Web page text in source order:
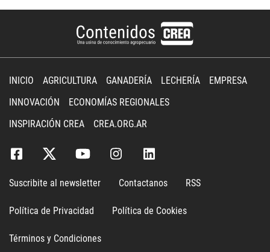
INICIO AGRICULTURA GANADERÍA LECHERÍA
EMPRESA
INNOVACIÓN
ECONOMÍAS REGIONALES
INSPIRACIÓN CREA
CREA.ORG.AR
Suscribite al newsletter Contactanos RSS
Política de Privacidad Política de Cookies
Términos y Condiciones